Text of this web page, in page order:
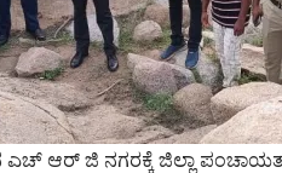
ಎಚ್ ಆರ್ ಜಿ ನಗರಕ್ಕೆ ಜಿಲ್ಲಾ